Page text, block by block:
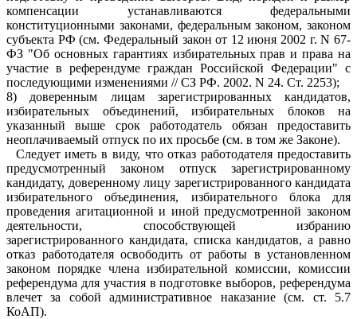
компенсации устанавливаются федеральными
конституционными законами, федеральным законом, законом
субъекта РФ (см. Федеральный закон от 12 июня 2002 г. N 67-
ФЗ "Об основных гарантиях избирательных прав и права на
участие в референдуме граждан Российской Федерации" с
последующими изменениями // СЗ РФ. 2002. N 24. Ст. 2253);
8) доверенным лицам зарегистрированных кандидатов,
избирательных объединений, избирательных блоков на
указанный выше срок работодатель обязан предоставить
неоплачиваемый отпуск по их просьбе (см. в том же Законе).
Следует иметь в виду, что отказ работодателя предоставить
предусмотренный законом отпуск зарегистрированному
кандидату, доверенному лицу зарегистрированного кандидата
избирательного объединения, избирательного блока для
проведения агитационной и иной предусмотренной законом
деятельности, способствующей избранию
зарегистрированного кандидата, списка кандидатов, а равно
отказ работодателя освободить от работы в установленном
законом порядке члена избирательной комиссии, комиссии
референдума для участия в подготовке выборов, референдума
влечет за собой административное наказание (см. ст. 5.7
КоАП).